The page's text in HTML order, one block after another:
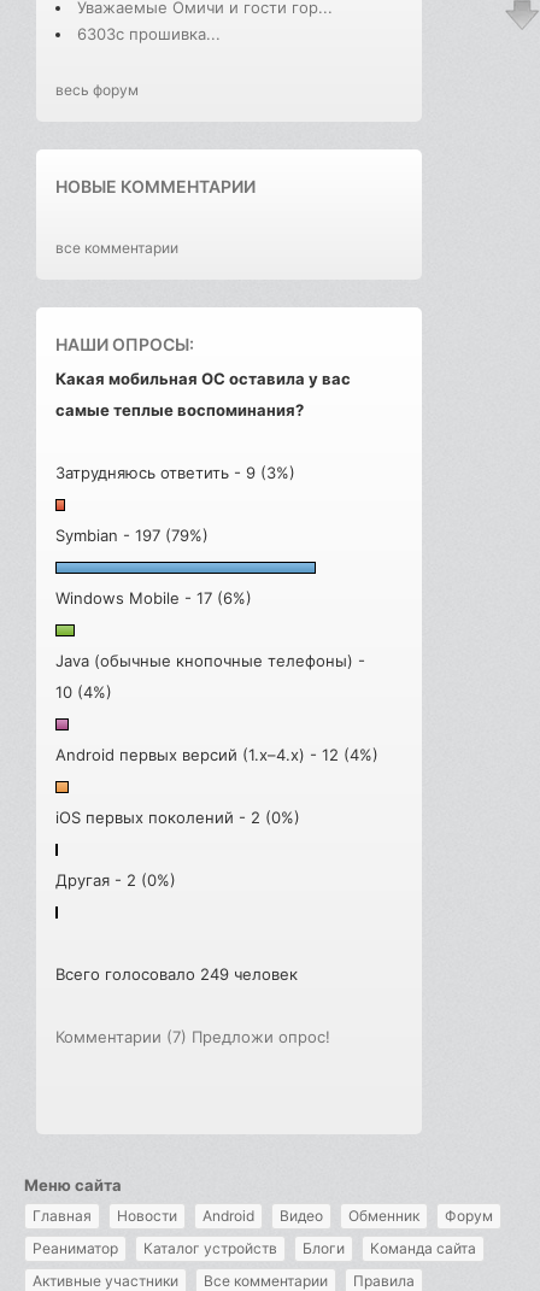
Уважаемые Омичи и гости гор...
6303с прошивка...
весь форум
НОВЫЕ КОММЕНТАРИИ
все комментарии
НАШИ ОПРОСЫ:
Какая мобильная ОС оставила у вас
самые теплые воспоминания?
Затрудняюсь ответить - 9 (3%)
Symbian - 197 (79%)
Windows Mobile - 17 (6%)
Java (обычные кнопочные телефоны) -
10 (4%)
Android первых версий (1.x–4.x) - 12 (4%)
iOS первых поколений - 2 (0%)
Другая - 2 (0%)
Всего голосовало 249 человек
Комментарии (7) Предложи опрос!
Меню сайта
Главная Новости Android Видео Обменник
Форум
Реаниматор
Каталог устройств Блоги
Команда сайта
Активные участники
Все комментарии Правила